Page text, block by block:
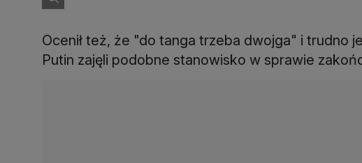
Ocenił też, że "do tanga trzeba dwojga" i trudno
Putin zajęli podobne stanowisko w sprawie